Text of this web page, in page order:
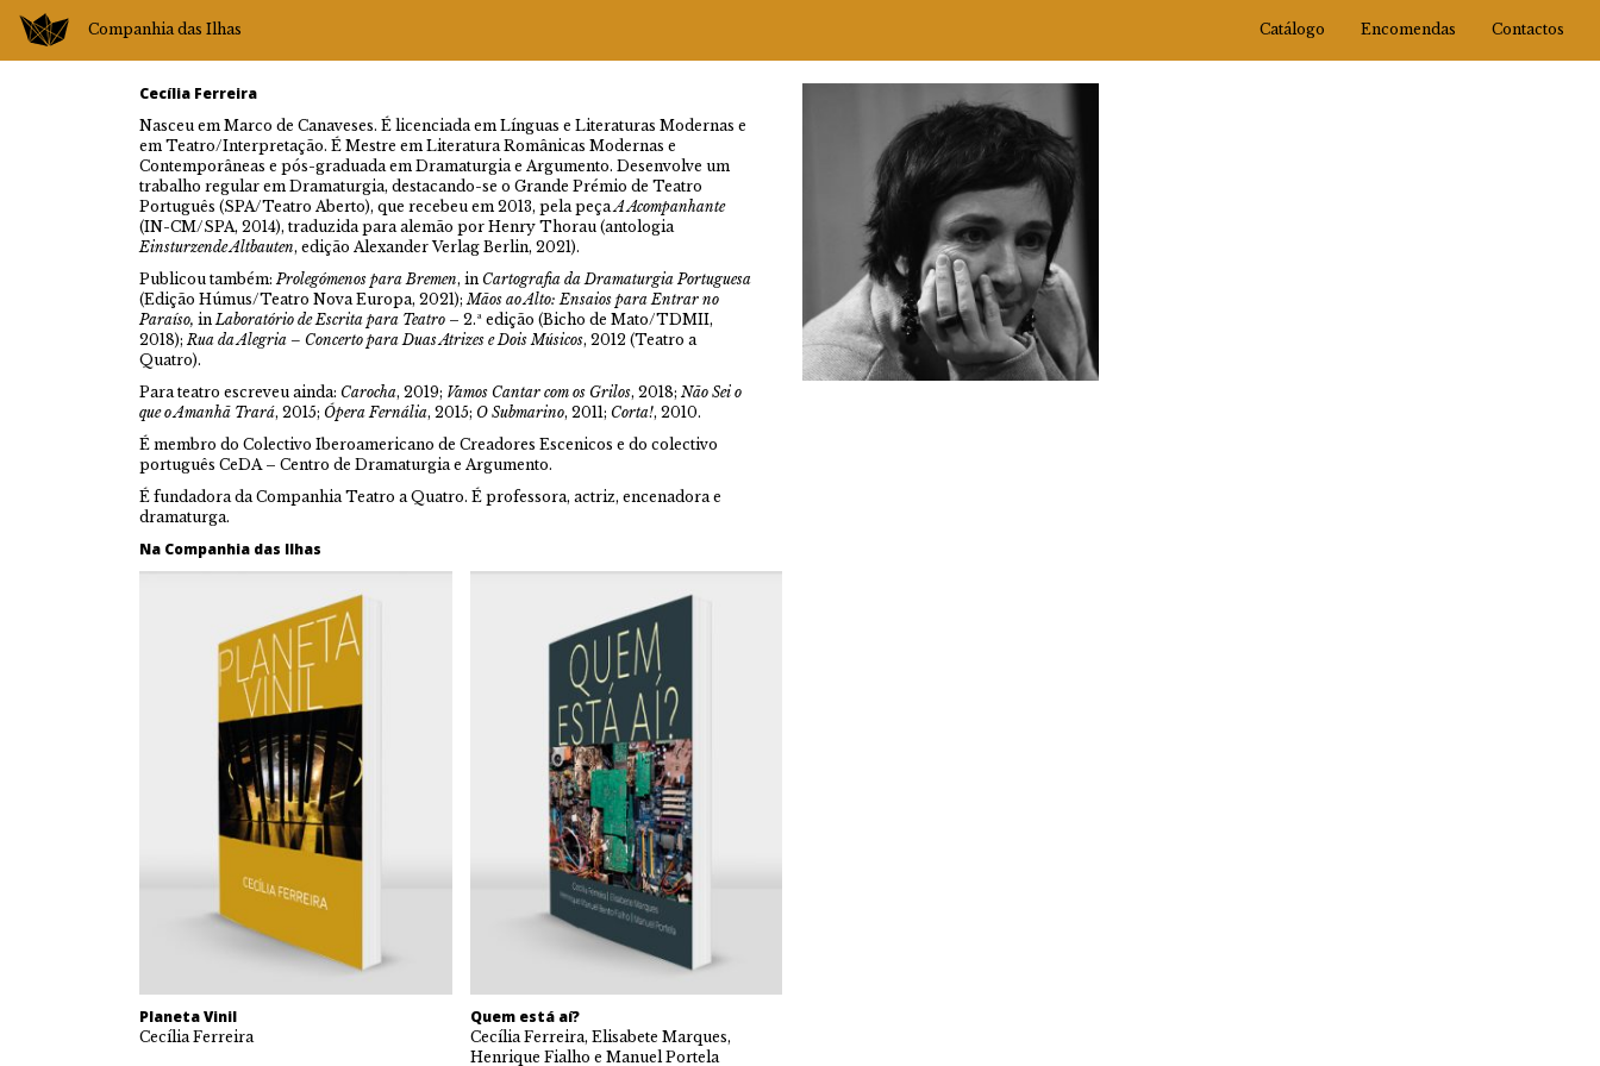
Companhia das Ilhas Catálogo Encomendas Contactos
Cecília Ferreira
Nasceu em Marco de Canaveses. É licenciada em Línguas e Literaturas Modernas e
em Teatro/Interpretação. É Mestre em Literatura Românicas Modernas e
Contemporâneas e pós-graduada em Dramaturgia e Argumento. Desenvolve um
trabalho regular em Dramaturgia, destacando-se o Grande Prémio de Teatro
Português (SPA/Teatro Aberto), que recebeu em 2013, pela peçaA Acompanhante
(IN-CM/SPA, 2014), traduzida para alemão por Henry Thorau (antologia
Einsturzende Altbauten, edição Alexander Verlag Berlin, 2021).
Publicou também:Prolegómenos para Bremen, in Cartografia da Dramaturgia Portuguesa
(Edição Húmus/Teatro Nova Europa, 2021);Mãos ao Alto: Ensaios para Entrar no
Paraíso, inLaboratório de Escrita para Teatro – 2.ª edição (Bicho de Mato/TDMII,
2018);Rua da Alegria – Concerto para Duas Atrizes e Dois Músicos, 2012 (Teatro a
Quatro).
Para teatro escreveu ainda: Carocha, 2019; Vamos Cantar com os Grilos, 2018; Não Sei o
que o Amanhã Trará, 2015; Ópera Fernália, 2015; O Submarino, 2011; Corta!, 2010.
É membro do Colectivo Iberoamericano de Creadores Escenicos e do colectivo
português CeDA – Centro de Dramaturgia e Argumento.
É fundadora da Companhia Teatro a Quatro. É professora, actriz, encenadora e
dramaturga.
Na Companhia das Ilhas
Planeta Vinil
Cecília Ferreira
Quem está aí?
Cecília Ferreira, Elisabete Marques,
Henrique Fialho e Manuel Portela